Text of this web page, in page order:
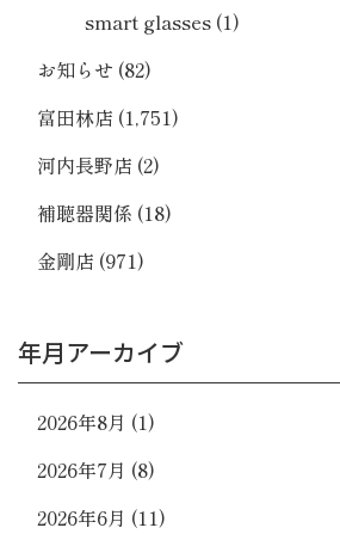
smart glasses (1)
お知らせ (82)
富田林店 (1,751)
河内長野店 (2)
補聴器関係 (18)
金剛店 (971)
年月アーカイブ
2026年8月 (1)
2026年7月 (8)
2026年6月 (11)